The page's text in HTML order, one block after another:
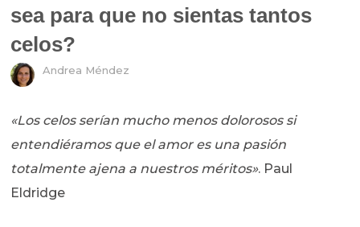
sea para que no sientas tantos
celos?
Andrea Méndez
«Los celos serían mucho menos dolorosos si
entendiéramos que el amor es una pasión
totalmente ajena a nuestros méritos». Paul
Eldridge